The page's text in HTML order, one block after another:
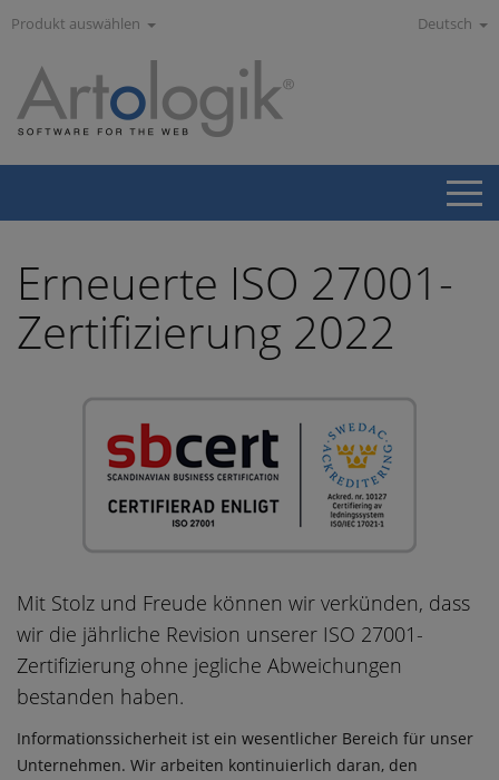
Produkt auswählen Deutsch
Erneuerte ISO 27001-
Zertifizierung 2022
Mit Stolz und Freude können wir verkünden, dass
wir die jährliche Revision unserer ISO 27001-
Zertifizierung ohne jegliche Abweichungen
bestanden haben.
Informationssicherheit ist ein wesentlicher Bereich für unser
Unternehmen. Wir arbeiten kontinuierlich daran, den